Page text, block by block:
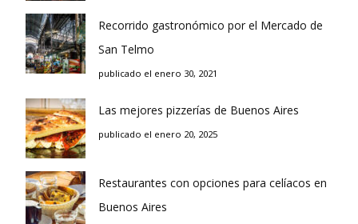
Recorrido gastronómico por el Mercado de
San Telmo
publicado el enero 30, 2021
Las mejores pizzerías de Buenos Aires
publicado el enero 20, 2025
Restaurantes con opciones para celíacos en
Buenos Aires